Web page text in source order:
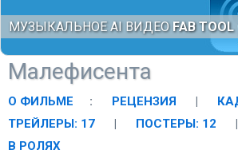
МУЗЫКАЛЬНОЕ AI ВИДЕО FAB TOOL
Малефисента
О ФИЛЬМЕ : РЕЦЕНЗИЯ |
ТРЕЙЛЕРЫ: 17
| ПОСТЕРЫ: 12
|
В РОЛЯХ